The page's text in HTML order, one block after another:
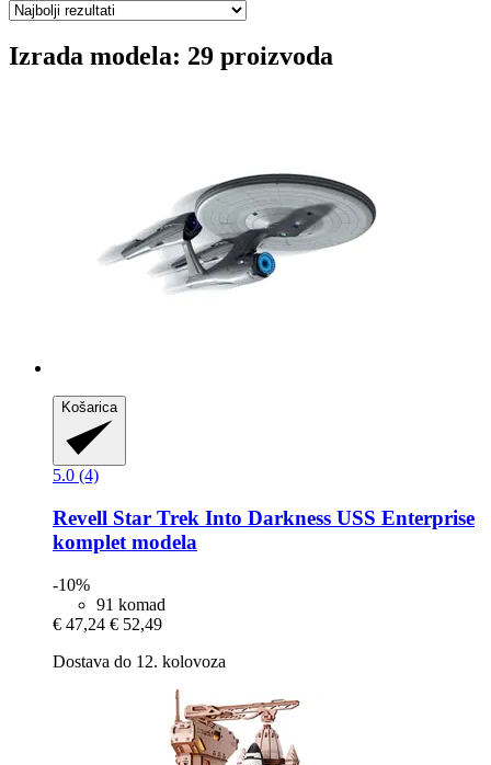
Izrada modela: 29 proizvoda
Košarica
5.0 (4)
Revell Star Trek Into Darkness USS Enterprise
komplet modela
-10%
91 komad
€ 47,24 € 52,49
Dostava do 12. kolovoza